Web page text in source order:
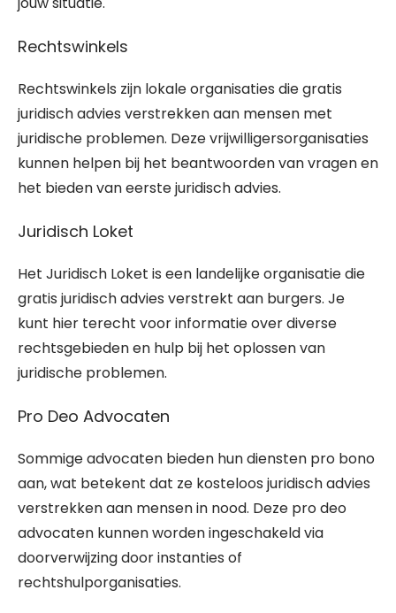
Rechtswinkels
Rechtswinkels zijn lokale organisaties die gratis
juridisch advies verstrekken aan mensen met
juridische problemen. Deze vrijwilligersorganisaties
kunnen helpen bij het beantwoorden van vragen en
het bieden van eerste juridisch advies.
Juridisch Loket
Het Juridisch Loket is een landelijke organisatie die
gratis juridisch advies verstrekt aan burgers. Je
kunt hier terecht voor informatie over diverse
rechtsgebieden en hulp bij het oplossen van
juridische problemen.
Pro Deo Advocaten
Sommige advocaten bieden hun diensten pro bono
aan, wat betekent dat ze kosteloos juridisch advies
verstrekken aan mensen in nood. Deze pro deo
advocaten kunnen worden ingeschakeld via
doorverwijzing door instanties of
rechtshulporganisaties.